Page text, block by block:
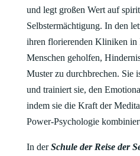
und legt großen Wert auf
Selbstermächtigung. In den
ihren florierenden Kliniken in
Menschen geholfen,
Muster zu durchbrechen. Sie
und trainiert sie, den
indem sie die Kraft der
Power-Psychologie
In derSchule der Reise der